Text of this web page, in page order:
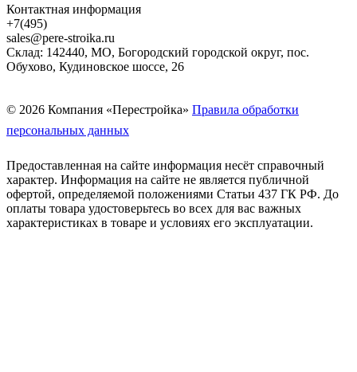
Контактная информация
+7(495)
sales@pere-stroika.ru
Склад: 142440, МО, Богородский городской округ, пос.
Обухово, Кудиновское шоссе, 26
© 2026 Компания «Перестройка» Правила обработки
персональных данных
Предоставленная на сайте информация несёт справочный
характер. Информация на сайте не является публичной
офертой, определяемой положениями Статьи 437 ГК РФ. До
оплаты товара удостоверьтесь во всех для вас важных
характеристиках в товаре и условиях его эксплуатации.